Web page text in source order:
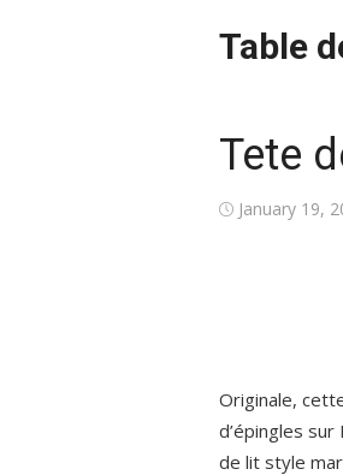
Table
Tete
Posted
January 19,
Originale,
d’épingles
de lit style